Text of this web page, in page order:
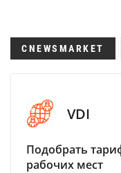
CNEWSMARKET
VDI
Подобрать
рабочих мест